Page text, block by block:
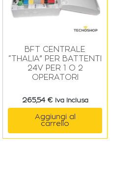
BFT CENTRALE
“THALIA” PER BATTENTI
24V PER 1 O 2
OPERATORI
265,54 € Iva Inclusa
Aggiungi al
carrello